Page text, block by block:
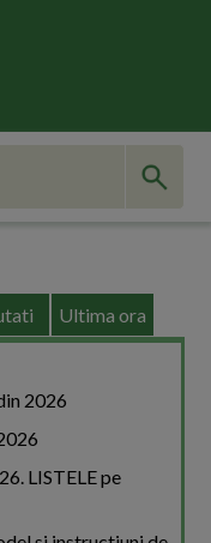
Ultima ora
2026
LISTELE pe